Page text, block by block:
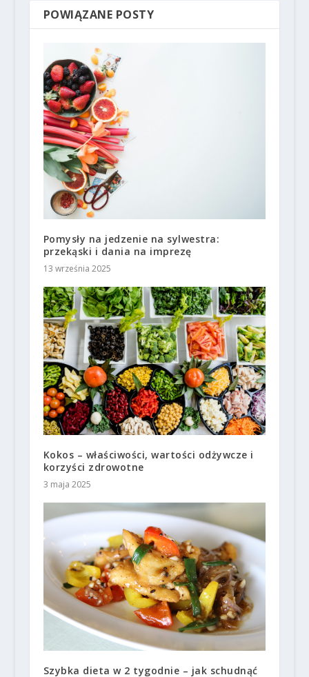
POWIĄZANE POSTY
Pomysły na jedzenie na sylwestra:
przekąski i dania na imprezę
13 września 2025
Kokos – właściwości, wartości odżywcze i
korzyści zdrowotne
3 maja 2025
Szybka dieta w 2 tygodnie – jak schudnąć